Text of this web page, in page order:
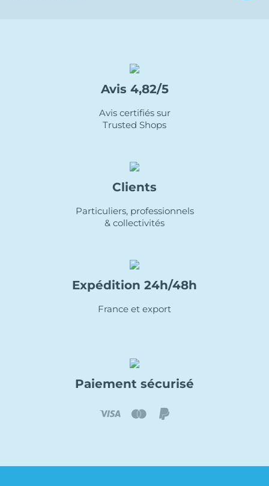
Avis 4,82/5
Avis certifiés sur
Trusted Shops
Clients
Particuliers, professionnels
& collectivités
Expédition 24h/48h
France et export
Paiement sécurisé